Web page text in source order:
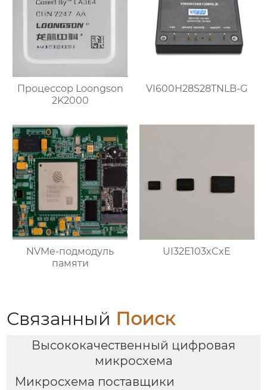
Процессор Loongson
2K2000
VI600H28S28TNLB-G
NVMe-подмодуль
памяти
UI32E103xCxE
Связанный Поиск
Высококачественный цифровая
микросхема
Микросхема поставщики